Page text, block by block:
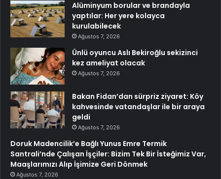
Alüminyum borular ve brandayla
yaptılar: Her yere kolayca
kurulabilecek
Ağustos 7, 2026
Ünlü oyuncu Aslı Bekiroğlu sekizinci
kez ameliyat olacak
Ağustos 7, 2026
Bakan Fidan’dan sürpriz ziyaret: Köy
kahvesinde vatandaşlar ile bir araya
geldi
Ağustos 7, 2026
Doruk Madencilik’e Bağlı Yunus Emre Termik
Santrali’nde Çalışan İşçiler: Bizim Tek Bir İsteğimiz Var,
Maaşlarımızı Alıp İşimize Geri Dönmek
Ağustos 7, 2026